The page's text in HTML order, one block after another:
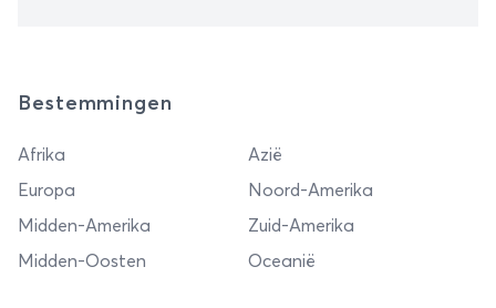
Bestemmingen
Afrika
Azië
Europa
Noord-Amerika
Midden-Amerika
Zuid-Amerika
Midden-Oosten
Oceanië